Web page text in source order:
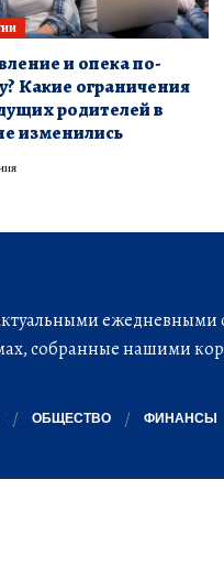
и опека по-
Какие ограничения
родителей в
изменились
ежедневными
собранные нашими
ОБЩЕСТВО ФИНАНСЫ